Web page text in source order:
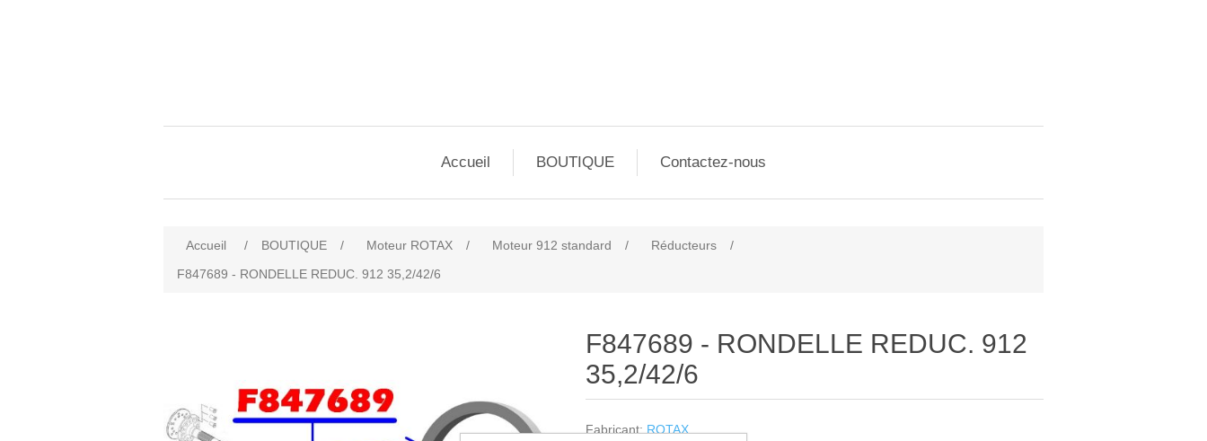
Accueil BOUTIQUE Contactez-nous
Accueil / BOUTIQUE / Moteur ROTAX / Moteur 912 standard / Réducteurs
/
F847689 - RONDELLE REDUC. 912 35,2/42/6
F847689 - RONDELLE REDUC. 912
35,2/42/6
Fabricant: ROTAX